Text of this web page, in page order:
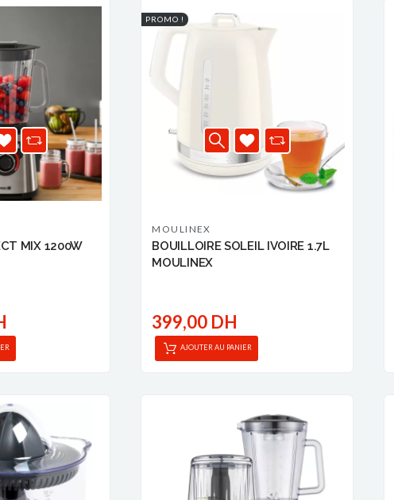
MIX 1200W
PROMO !
MOULINEX
BOUILLOIRE SOLEIL IVOIRE 1.7L
MOULINEX
399,00 DH
AJOUTER AU PANIER